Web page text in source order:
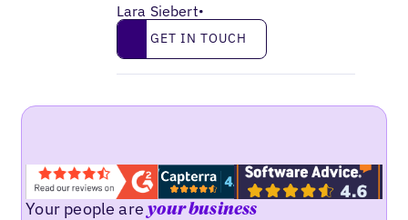
Lara Siebert•
Get in touch
GET IN TOUCH
Your people areyour business